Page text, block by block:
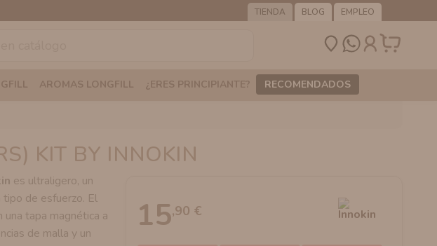
TIENDA BLOG EMPLEO
AROMAS LONGFILL ¿ERES PRINCIPIANTE? RECOMENDADOS
KIT BY INNOKIN
es ultraligero, un
tipo de esfuerzo. El
una tapa magnética a
de malla y un
15,90 €